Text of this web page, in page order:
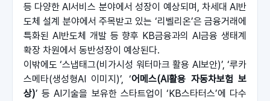
등 다양한 AI서비스 분야에서 성장이 예상되며, 차세대 AI반
도체 설계 분야에서 주목받고 있는 ‘리벨리온’은 금융거래에
특화된 AI반도체 개발 등 향후 KB금융과의 AI금융 생태계
확장 차원에서 동반성장이 예상된다.
이밖에도 ‘스냅태그(비가시성 워터마크 활용 AI보안)’, ‘루카
스메타(생성형AI 이미지)’, ‘어메스(AI활용 자동차보험 보
상)’ 등 AI기술을 보유한 스타트업이 ‘KB스타터스’에 다수